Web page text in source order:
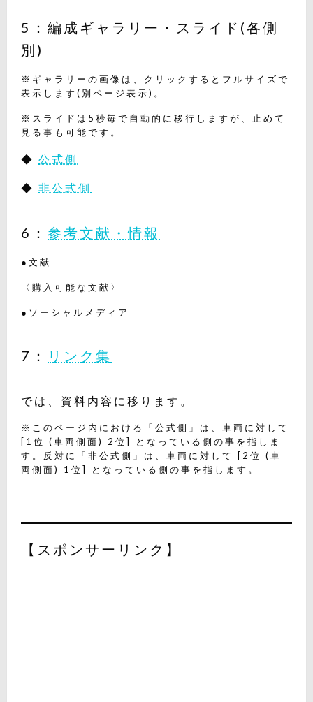
5：編成ギャラリー・スライド(各側
別)
※ギャラリーの画像は、クリックするとフルサイズで
表示します(別ページ表示)。
※スライドは5秒毎で自動的に移行しますが、止めて
見る事も可能です。
◆ 公式側
◆ 非公式側
6： 参考文献・情報
●文献
〈購入可能な文献〉
●ソーシャルメディア
7： リンク集
では、資料内容に移ります。
※このページ内における「公式側」は、車両に対して
[1位 (車両側面) 2位] となっている側の事を指しま
す。反対に「非公式側」は、車両に対して [2位 (車
両側面) 1位] となっている側の事を指します。
【スポンサーリンク】